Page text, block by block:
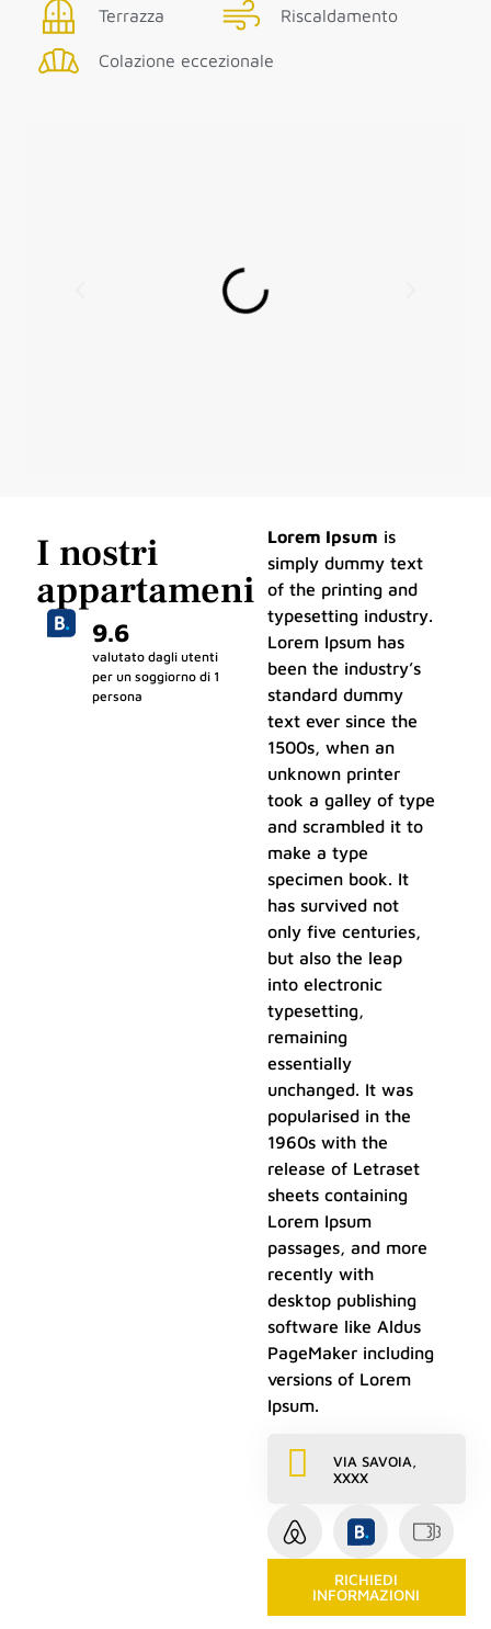
Terrazza Riscaldamento
Colazione eccezionale
I nostri
appartameni
9.6
valutato dagli utenti
per un soggiorno di 1
persona
Lorem Ipsum is
simply dummy text
of the printing and
typesetting industry.
Lorem Ipsum has
been the industry’s
standard dummy
text ever since the
1500s, when an
unknown printer
took a galley of type
and scrambled it to
make a type
specimen book. It
has survived not
only five centuries,
but also the leap
into electronic
typesetting,
remaining
essentially
unchanged. It was
popularised in the
1960s with the
release of Letraset
sheets containing
Lorem Ipsum
passages, and more
recently with
desktop publishing
software like Aldus
PageMaker including
versions of Lorem
Ipsum.
VIA SAVOIA,
XXXX
RICHIEDI
INFORMAZIONI